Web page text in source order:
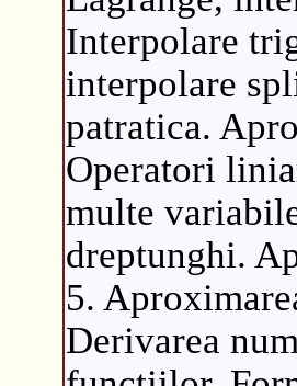
Interpolare
interpolare
patratica.
Operatori
multe
dreptunghi.
5.
Derivarea